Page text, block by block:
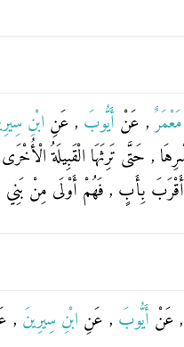
مَعْمَرٌ, عَنْ أَيُّوبَ , عَنِ ابْنِ
, حَتَّى تَرِثَهَا الْقَبِيلَةُ
أَقْرَبَ بِأَبٍ , فَهُمْ أَوْلَى مِنْ
, عَنْ أَيُّوبَ , عَنِ ابْنِ سِيرِينَ ,